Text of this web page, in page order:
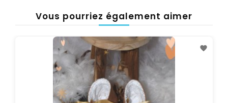
Vous pourriez également aimer